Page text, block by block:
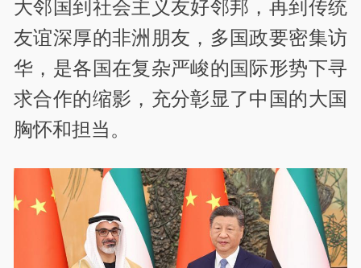
大邻国到社会主义友好邻邦，再到传统
友谊深厚的非洲朋友，多国政要密集访
华，是各国在复杂严峻的国际形势下寻
求合作的缩影，充分彰显了中国的大国
胸怀和担当。